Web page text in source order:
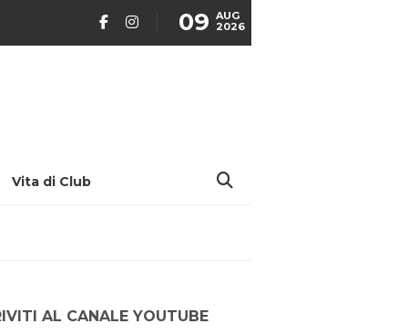
09 AUG
2026
Vita di Club
AL CANALE YOUTUBE